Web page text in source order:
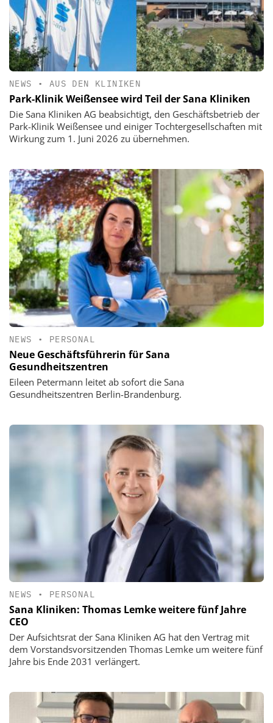
NEWS • AUS DEN KLINIKEN
Park-Klinik Weißensee wird Teil der Sana Kliniken
Die Sana Kliniken AG beabsichtigt, den Geschäftsbetrieb der
Park-Klinik Weißensee und einiger Tochtergesellschaften mit
Wirkung zum 1. Juni 2026 zu übernehmen.
NEWS • PERSONAL
Neue Geschäftsführerin für Sana
Gesundheitszentren
Eileen Petermann leitet ab sofort die Sana
Gesundheitszentren Berlin-Brandenburg.
NEWS • PERSONAL
Sana Kliniken: Thomas Lemke weitere fünf Jahre
CEO
Der Aufsichtsrat der Sana Kliniken AG hat den Vertrag mit
dem Vorstandsvorsitzenden Thomas Lemke um weitere fünf
Jahre bis Ende 2031 verlängert.